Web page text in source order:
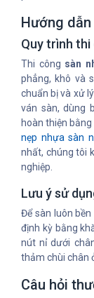
Hướng
Quy trình thi
Thi công sàn
phẳng, khô và
chuẩn bị và xử
ván sàn, dùng
hoàn thiện
nẹp nhựa sàn
nhất, chúng tôi
nghiệp.
Lưu ý sử
Để sàn luôn
định kỳ bằng
nút nỉ dưới
thảm chùi chân
Câu hỏi